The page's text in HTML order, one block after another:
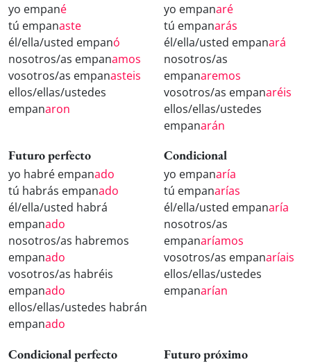
yo empané
tú empanaste
él/ella/usted empanó
nosotros/as empanamos
vosotros/as empanasteis
ellos/ellas/ustedes
empanaron
yo empanaré
tú empanarás
él/ella/usted empanará
nosotros/as
empanaremos
vosotros/as empanaréis
ellos/ellas/ustedes
empanarán
Futuro perfecto
yo habré empanado
tú habrás empanado
él/ella/usted habrá
empanado
nosotros/as habremos
empanado
vosotros/as habréis
empanado
ellos/ellas/ustedes habrán
empanado
Condicional
yo empanaría
tú empanarías
él/ella/usted empanaría
nosotros/as
empanaríamos
vosotros/as empanaríais
ellos/ellas/ustedes
empanarían
Condicional perfecto Futuro próximo